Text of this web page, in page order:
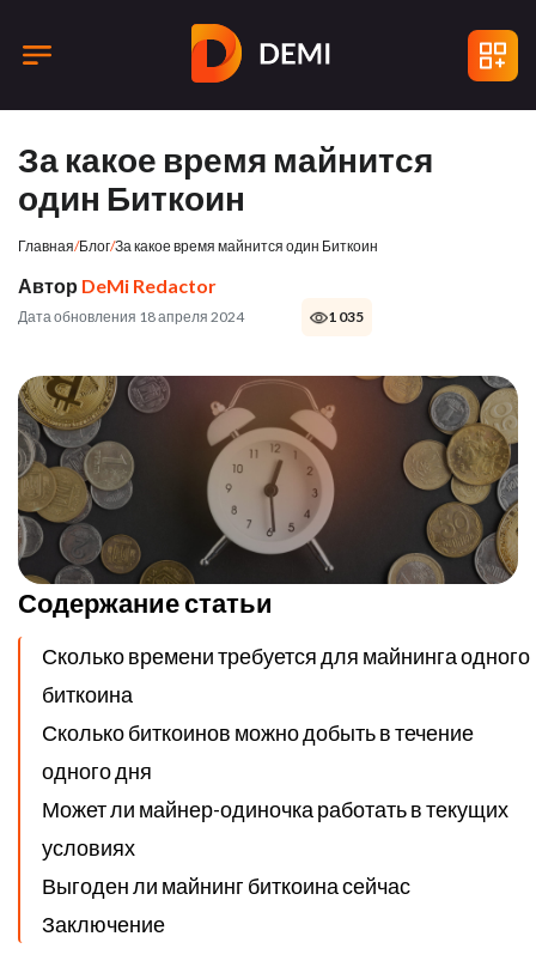
За какое время майнится
один Биткоин
Главная/Блог/За какое время майнится один Биткоин
Автор DeMi Redactor
Дата обновления 18 апреля 2024 1 035
Содержание статьи
Сколько времени требуется для майнинга одного
биткоина
Сколько биткоинов можно добыть в течение
одного дня
Может ли майнер-одиночка работать в текущих
условиях
Выгоден ли майнинг биткоина сейчас
Заключение